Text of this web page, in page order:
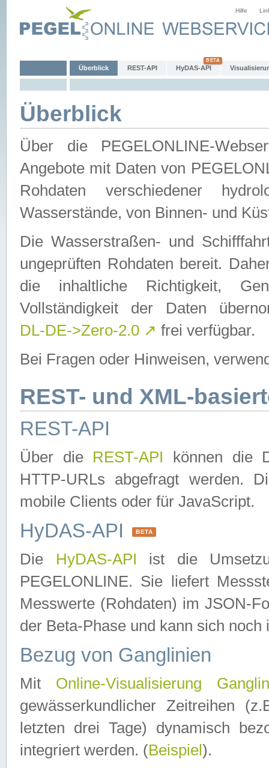
Hilfe
Überblick REST-API HyDAS-API
Überblick
Über die PEGELONLINE-
Angebote mit Daten von
Rohdaten verschiedener
Wasserstände, von Binnen- und
Die Wasserstraßen- und
ungeprüften Rohdaten bereit.
die inhaltliche Richtigkeit,
Vollständigkeit der Daten
DL-DE->Zero-2.0 ↗ frei verfügbar.
Bei Fragen oder Hinweisen,
REST- und XML-
REST-API
Über die REST-API können die
HTTP-URLs abgefragt werden.
mobile Clients oder für JavaScript.
HyDAS-API BETA
Die HyDAS-API ist die
PEGELONLINE. Sie liefert
Messwerte (Rohdaten) im JSON-
der Beta-Phase und kann sich noch
Bezug von Ganglinien
Mit Online-Visualisierung
gewässerkundlicher Zeitreihen
letzten drei Tage) dynamisch
integriert werden. (Beispiel ).